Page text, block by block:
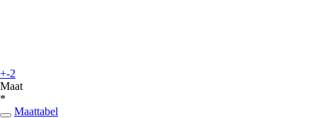
+-2
Maat
*
Maattabel